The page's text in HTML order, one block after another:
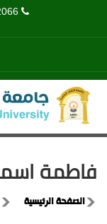
فاطمة
الصفحة الرئيسية